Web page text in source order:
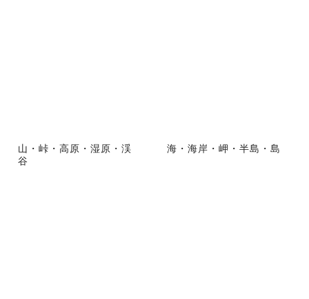
山・峠・高原・湿原・渓
谷
海・海岸・岬・半島・島